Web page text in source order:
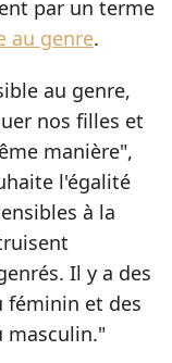
par un terme
au genre.
au genre,
nos filles et
manière",
l'égalité
à la
Il y a des
féminin et des
masculin."